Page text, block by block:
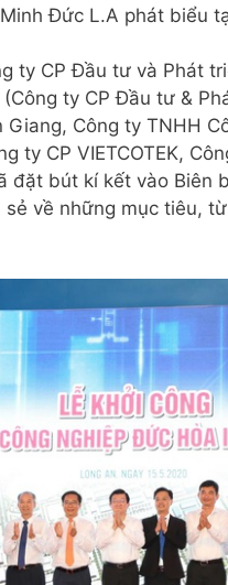
Đức L.A phát biểu
ty CP Đầu tư và Phát
ty CP Đầu tư &
Giang, Công ty TNHH
ty CP VIETCOTEK,
đặt bút kí kết vào Biên
về những mục tiêu,